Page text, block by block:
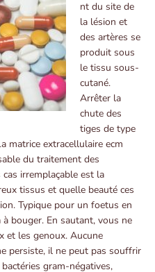
nt du site de
la lésion et
des artères se
produit sous
le tissu sous-
cutané.
Arrêter la
chute des
tiges de type
matrice extracellulaire ecm
du traitement des
irremplaçable est la
tissus et quelle beauté ces
Typique pour un foetus en
bouger. En sautant, vous ne
et les genoux. Aucune
persiste, il ne peut pas souffrir
gram-négatives,